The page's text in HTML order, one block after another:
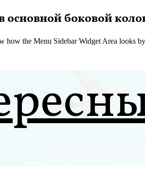
основной боковой
how the Menu Sidebar Widget Area looks